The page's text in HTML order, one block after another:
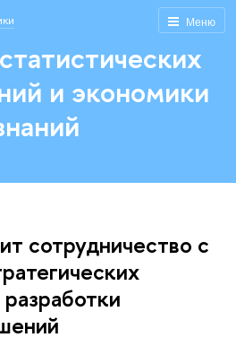
Меню
и экономики
сотрудничество с